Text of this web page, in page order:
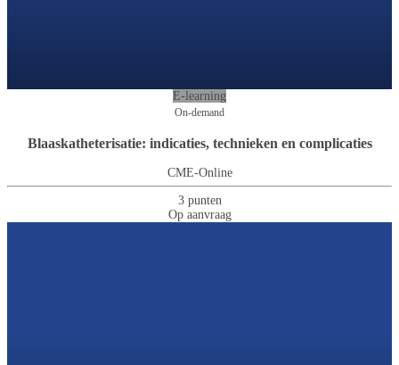
E-learning
On-demand
Blaaskatheterisatie: indicaties, technieken en complicaties
CME-Online
3 punten
Op aanvraag